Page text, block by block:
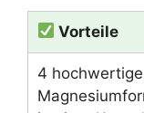
Vorteile
4 hochwertige